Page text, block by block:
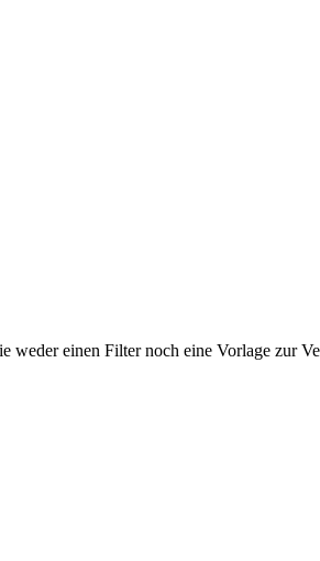
einen Filter noch eine Vorlage zur